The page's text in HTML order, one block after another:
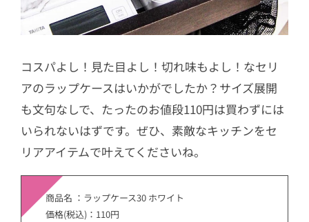
コスパよし！見た目よし！切れ味もよし！なセリ
アのラップケースはいかがでしたか？サイズ展開
も文句なしで、たったのお値段110円は買わずには
いられないはずです。ぜひ、素敵なキッチンをセ
リアアイテムで叶えてくださいね。
商品名 ：ラップケース30 ホワイト
価格(税込)：110円